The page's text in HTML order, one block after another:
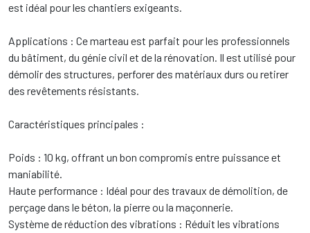
est idéal pour les chantiers exigeants.
Applications : Ce marteau est parfait pour les professionnels
du bâtiment, du génie civil et de la rénovation. Il est utilisé pour
démolir des structures, perforer des matériaux durs ou retirer
des revêtements résistants.
Caractéristiques principales :
Poids : 10 kg, offrant un bon compromis entre puissance et
maniabilité.
Haute performance : Idéal pour des travaux de démolition, de
perçage dans le béton, la pierre ou la maçonnerie.
Système de réduction des vibrations : Réduit les vibrations